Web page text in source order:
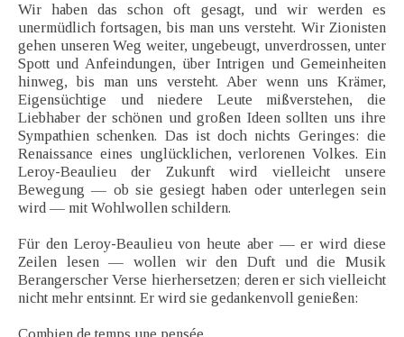
Wir haben das schon oft gesagt, und wir werden es
unermüdlich fortsagen, bis man uns versteht. Wir Zionisten
gehen unseren Weg weiter, ungebeugt, unverdrossen, unter
Spott und Anfeindungen, über Intrigen und Gemeinheiten
hinweg, bis man uns versteht. Aber wenn uns Krämer,
Eigensüchtige und niedere Leute mißverstehen, die
Liebhaber der schönen und großen Ideen sollten uns ihre
Sympathien schenken. Das ist doch nichts Geringes: die
Renaissance eines unglücklichen, verlorenen Volkes. Ein
Leroy-Beaulieu der Zukunft wird vielleicht unsere
Bewegung — ob sie gesiegt haben oder unterlegen sein
wird — mit Wohlwollen schildern.
Für den Leroy-Beaulieu von heute aber — er wird diese
Zeilen lesen — wollen wir den Duft und die Musik
Berangerscher Verse hierhersetzen; deren er sich vielleicht
nicht mehr entsinnt. Er wird sie gedankenvoll genießen: